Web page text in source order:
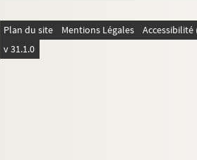
Mouvement viticole
Associations locales
La Grande Guerre et le front d'Orient
Plan du site Mentions Légales
v 31.1.0